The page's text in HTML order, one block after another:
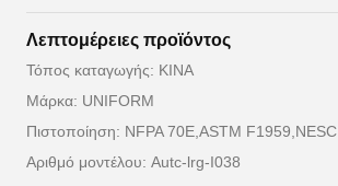
Λεπτομέρειες προϊόντος
Τόπος καταγωγής: ΚΙΝΑ
Μάρκα: UNIFORM
Πιστοποίηση: NFPA 70E,ASTM F1959,NESC
Αριθμό μοντέλου: Autc-lrg-I038